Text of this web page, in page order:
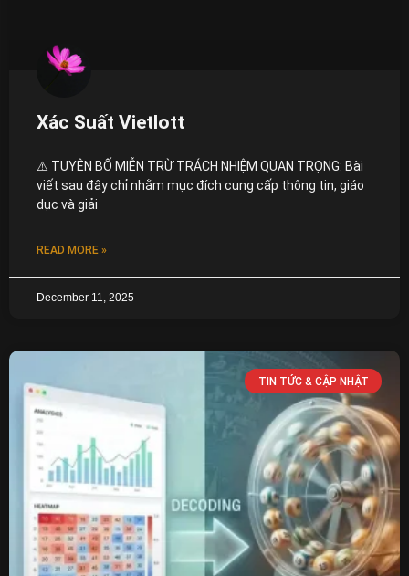
Xác Suất Vietlott
⚠️ TUYÊN BỐ MIỄN TRỪ TRÁCH NHIỆM QUAN TRỌNG: Bài
viết sau đây chỉ nhằm mục đích cung cấp thông tin, giáo
dục và giải
READ MORE »
December 11, 2025
TIN TỨC & CẬP NHẬT